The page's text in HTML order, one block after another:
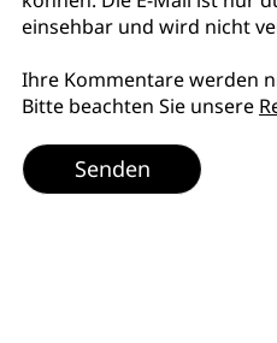
einsehbar und wird nicht
Ihre Kommentare werden
Bitte beachten Sie unsere
Senden